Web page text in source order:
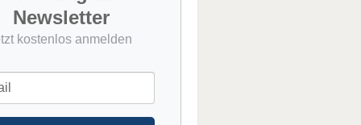
Newsletter
kostenlos anmelden